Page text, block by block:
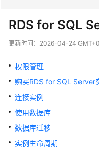
产
介
绍
计
费
说
明
RDS for SQL
更新时间： 2026-04-24
权限管理
购买RDS for SQL Server
连接实例
使用数据库
数据库迁移
实例生命周期